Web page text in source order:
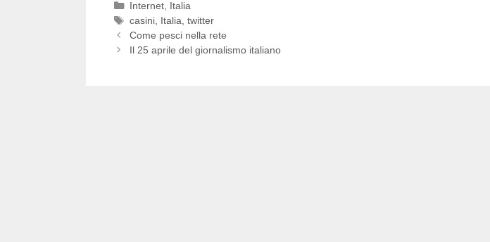
Categorie
Internet, Italia
Tag
casini, Italia twitter
Come pesci nella rete
Il 25 aprile del giornalismo italiano